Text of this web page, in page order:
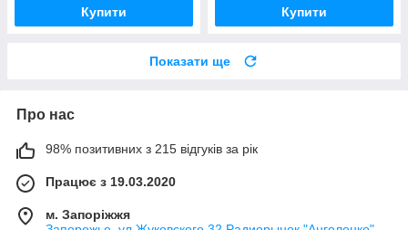
Купити Купити
Показати ще
Про нас
98% позитивних з 215 відгуків за рік
Працює з 19.03.2020
м. Запоріжжя